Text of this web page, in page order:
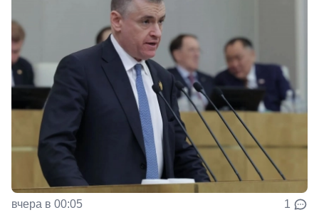
вчера в 00:05 1